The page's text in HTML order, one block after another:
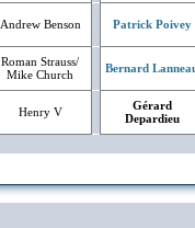
Andrew Benson Patrick Poivey
Roman Strauss/
Mike Church
Bernard
Henry V
Gérard
Depardieu